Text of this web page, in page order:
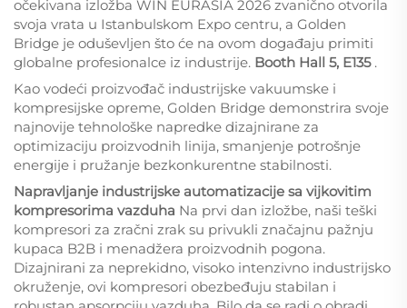
očekivana izložba WIN EURASIA 2026 zvanično otvorila
svoja vrata u Istanbulskom Expo centru, a Golden
Bridge je oduševljen što će na ovom događaju primiti
globalne profesionalce iz industrije. Booth Hall 5, E135 .
Kao vodeći proizvođač industrijske vakuumske i
kompresijske opreme, Golden Bridge demonstrira svoje
najnovije tehnološke napredke dizajnirane za
optimizaciju proizvodnih linija, smanjenje potrošnje
energije i pružanje bezkonkurentne stabilnosti.
Napravljanje industrijske automatizacije sa vijkovitim
kompresorima vazduha Na prvi dan izložbe, naši teški
kompresori za zračni zrak su privukli značajnu pažnju
kupaca B2B i menadžera proizvodnih pogona.
Dizajnirani za neprekidno, visoko intenzivno industrijsko
okruženje, ovi kompresori obezbeđuju stabilan i